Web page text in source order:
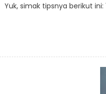
Yuk, simak tipsnya berikut